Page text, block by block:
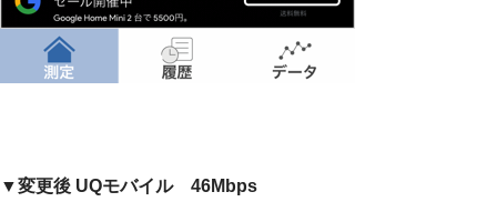
▼変更後 UQモバイル 46Mbps